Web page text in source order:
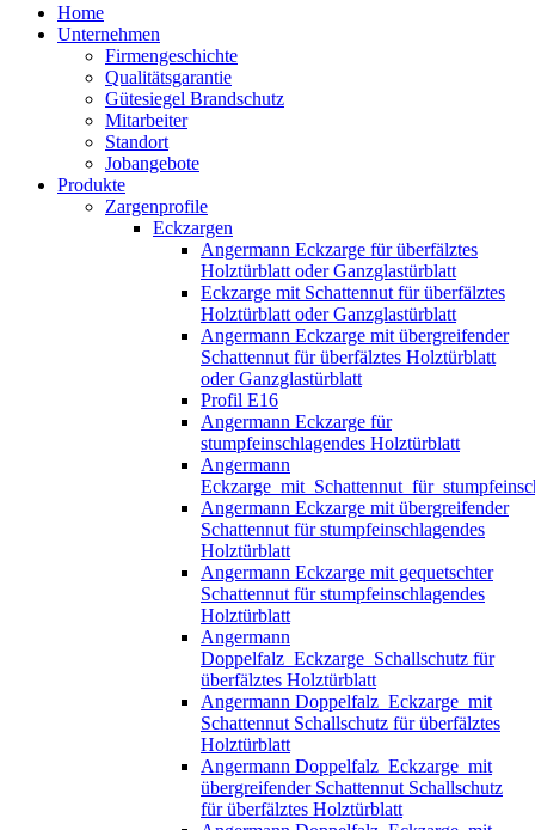
Home
Unternehmen
Firmengeschichte
Qualitätsgarantie
Gütesiegel Brandschutz
Mitarbeiter
Standort
Jobangebote
Produkte
Zargenprofile
Eckzargen
Angermann Eckzarge für überfälztes
Holztürblatt oder Ganzglastürblatt
Eckzarge mit Schattennut für überfälztes
Holztürblatt oder Ganzglastürblatt
Angermann Eckzarge mit übergreifender
Schattennut für überfälztes Holztürblatt
oder Ganzglastürblatt
Profil E16
Angermann Eckzarge für
stumpfeinschlagendes Holztürblatt
Angermann
Angermann Eckzarge mit übergreifender
Schattennut für stumpfeinschlagendes
Holztürblatt
Angermann Eckzarge mit gequetschter
Schattennut für stumpfeinschlagendes
Holztürblatt
Angermann
Doppelfalz_Eckzarge_Schallschutz für
überfälztes Holztürblatt
Angermann Doppelfalz_Eckzarge_mit
Schattennut Schallschutz für überfälztes
Holztürblatt
Angermann Doppelfalz_Eckzarge_mit
übergreifender Schattennut Schallschutz
für überfälztes Holztürblatt